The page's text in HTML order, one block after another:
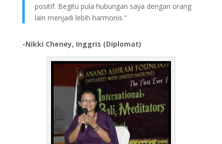
positif. Begitu pula hubungan saya dengan orang
lain menjadi lebih harmonis."
-Nikki Cheney, Inggris (Diplomat)